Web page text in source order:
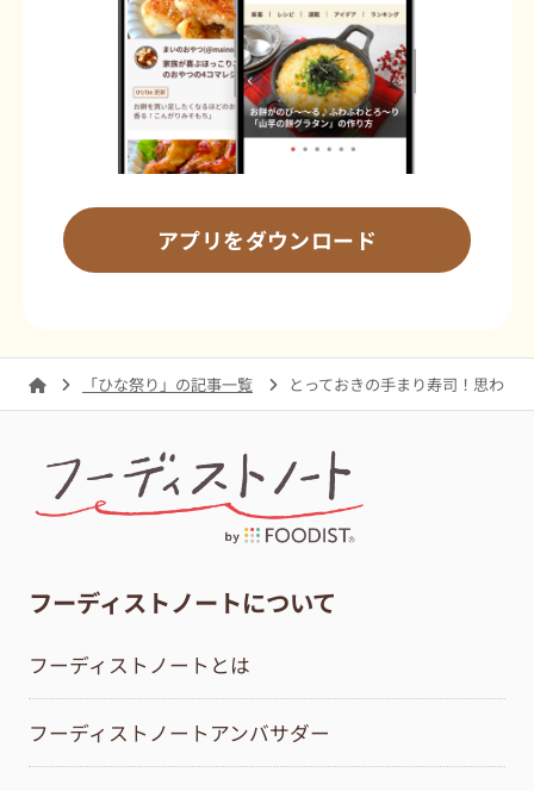
アプリをダウンロード
「ひな祭り」の記事一覧 とっておきの手まり寿司！思わず
フーディストノートについて
フーディストノートとは
フーディストノートアンバサダー